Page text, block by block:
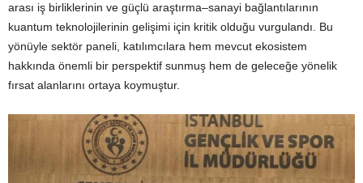
arası iş birliklerinin ve güçlü araştırma–sanayi bağlantılarının
kuantum teknolojilerinin gelişimi için kritik olduğu vurgulandı. Bu
yönüyle sektör paneli, katılımcılara hem mevcut ekosistem
hakkında önemli bir perspektif sunmuş hem de geleceğe yönelik
fırsat alanlarını ortaya koymuştur.